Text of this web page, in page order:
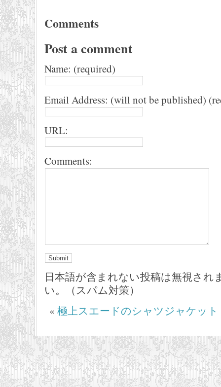
Comments
Post a comment
Name: (required)
Email Address: (will not be published)
URL:
Comments:
日本語が含まれない投稿は無視され
い。（スパム対策）
« 極上スエードのシャツジャケット